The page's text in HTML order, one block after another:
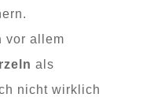
vor allem
als
nicht wirklich